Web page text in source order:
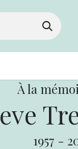
À la
1957 -